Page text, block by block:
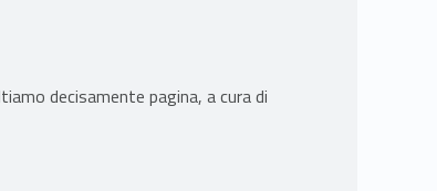
decisamente pagina, a cura di